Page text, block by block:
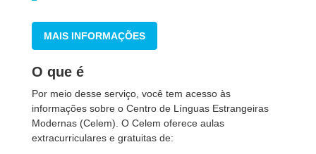
MAIS INFORMAÇÕES
O que é
Por meio desse serviço, você tem acesso às
informações sobre o Centro de Línguas Estrangeiras
Modernas (Celem). O Celem oferece aulas
extracurriculares e gratuitas de: